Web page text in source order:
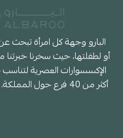
البارو وجهة كل امرأة تبحث عن
الإكسسوارات العصرية لتناسب
أكثر من 40 فرع حول المملكة. البارو لكِ ولطفلتك